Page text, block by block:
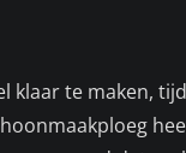
klaar te maken,